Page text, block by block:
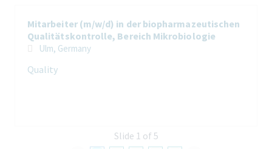
Die Erstellung von GMP-relevanten Dokumenten
(Standardarbeitsanweisungen) und Bearbeitung von
qualitätssichernden Vorgängen (Änderungsanträge,
Abweichungen, CAPA, Laboruntersuchungen) schließen dein
Mitarbeiter (m/w/d) in der biopharmazeutischen
Qualitätskontrolle, Bereich Mikrobiologie
Ulm, Germany
Quality
Slide 1 of 5